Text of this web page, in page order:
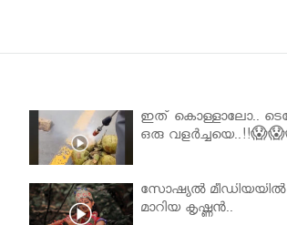
ഇത് കൊള്ളാലോ..
ഒരു
സോഷ്യൽ മീഡിയയിൽ
മാറിയ കൃഷ്ണൻ..